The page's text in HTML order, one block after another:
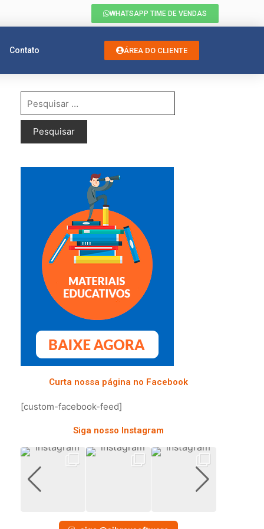
WHATSAPP TIME DE VENDAS
Contato ÁREA DO CLIENTE
Curta nossa página no Facebook
[custom-facebook-feed]
Siga nosso Instagram